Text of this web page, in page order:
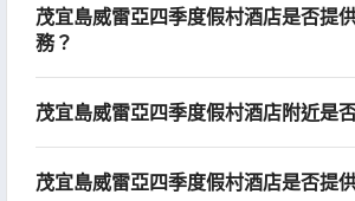
茂宜島威雷亞四季度假村酒店是否提
務？
茂宜島威雷亞四季度假村酒店附近是
茂宜島威雷亞四季度假村酒店是否提